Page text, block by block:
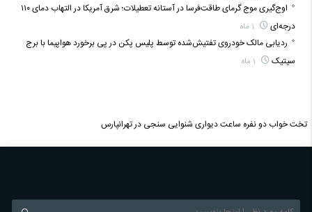
اوج‌گیری موج گرمای طاقت‌فرسا در آستانه تعطیلات؛ شرق آمریکا در التهاب دمای ۱۱۰
درجه‌ای
ردیابی مالک خودروی تفتیش‌شده توسط پلیس پکن در پی برخورد هواپیما با برج
سیتیک
تخت خواب دو نفره ساعت دیواری شنوایی سنجی در تهرانپارس